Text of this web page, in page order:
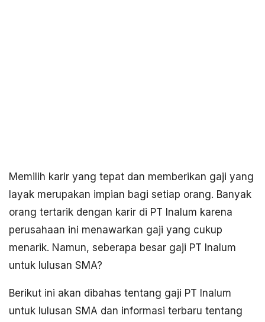
Memilih karir yang tepat dan memberikan gaji yang
layak merupakan impian bagi setiap orang. Banyak
orang tertarik dengan karir di PT Inalum karena
perusahaan ini menawarkan gaji yang cukup
menarik. Namun, seberapa besar gaji PT Inalum
untuk lulusan SMA?
Berikut ini akan dibahas tentang gaji PT Inalum
untuk lulusan SMA dan informasi terbaru tentang